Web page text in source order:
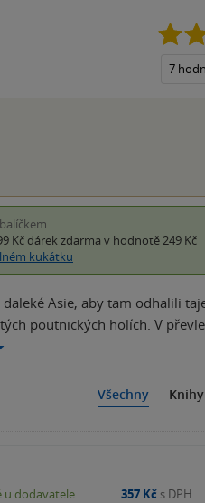
7
Kč dárek zdarma v hodnotě 249 Kč
kukátku
Asie, aby tam odhalili
poutnických holích. V
Všechny Knihy
u dodavatele 357 Kč s DPH